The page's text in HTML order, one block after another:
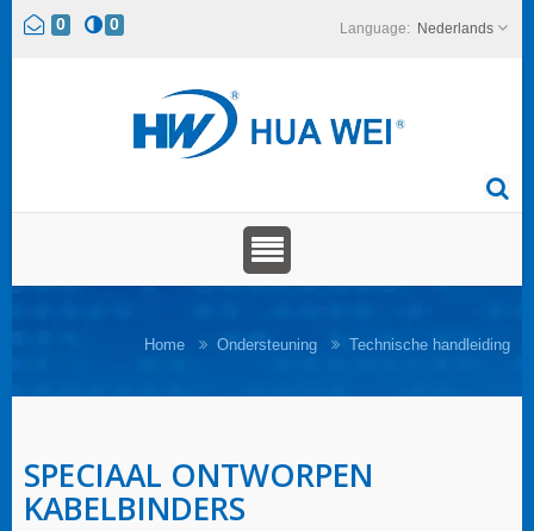
0 0 Nederlands
Home Ondersteuning Technische handleiding
SPECIAAL ONTWORPEN
KABELBINDERS